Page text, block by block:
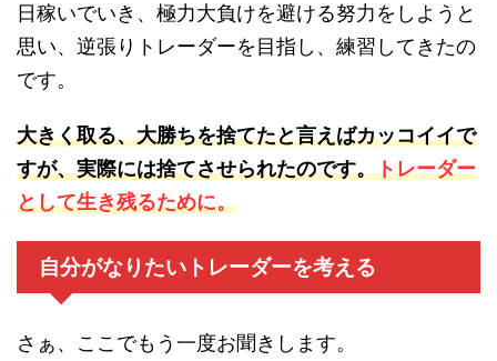
日稼いでいき、極力大負けを避ける努力をしようと
思い、逆張りトレーダーを目指し、練習してきたの
です。
大きく取る、大勝ちを捨てたと言えばカッコイイで
すが、実際には捨てさせられたのです。トレーダー
として生き残るために。
自分がなりたいトレーダーを考える
さぁ、ここでもう一度お聞きします。